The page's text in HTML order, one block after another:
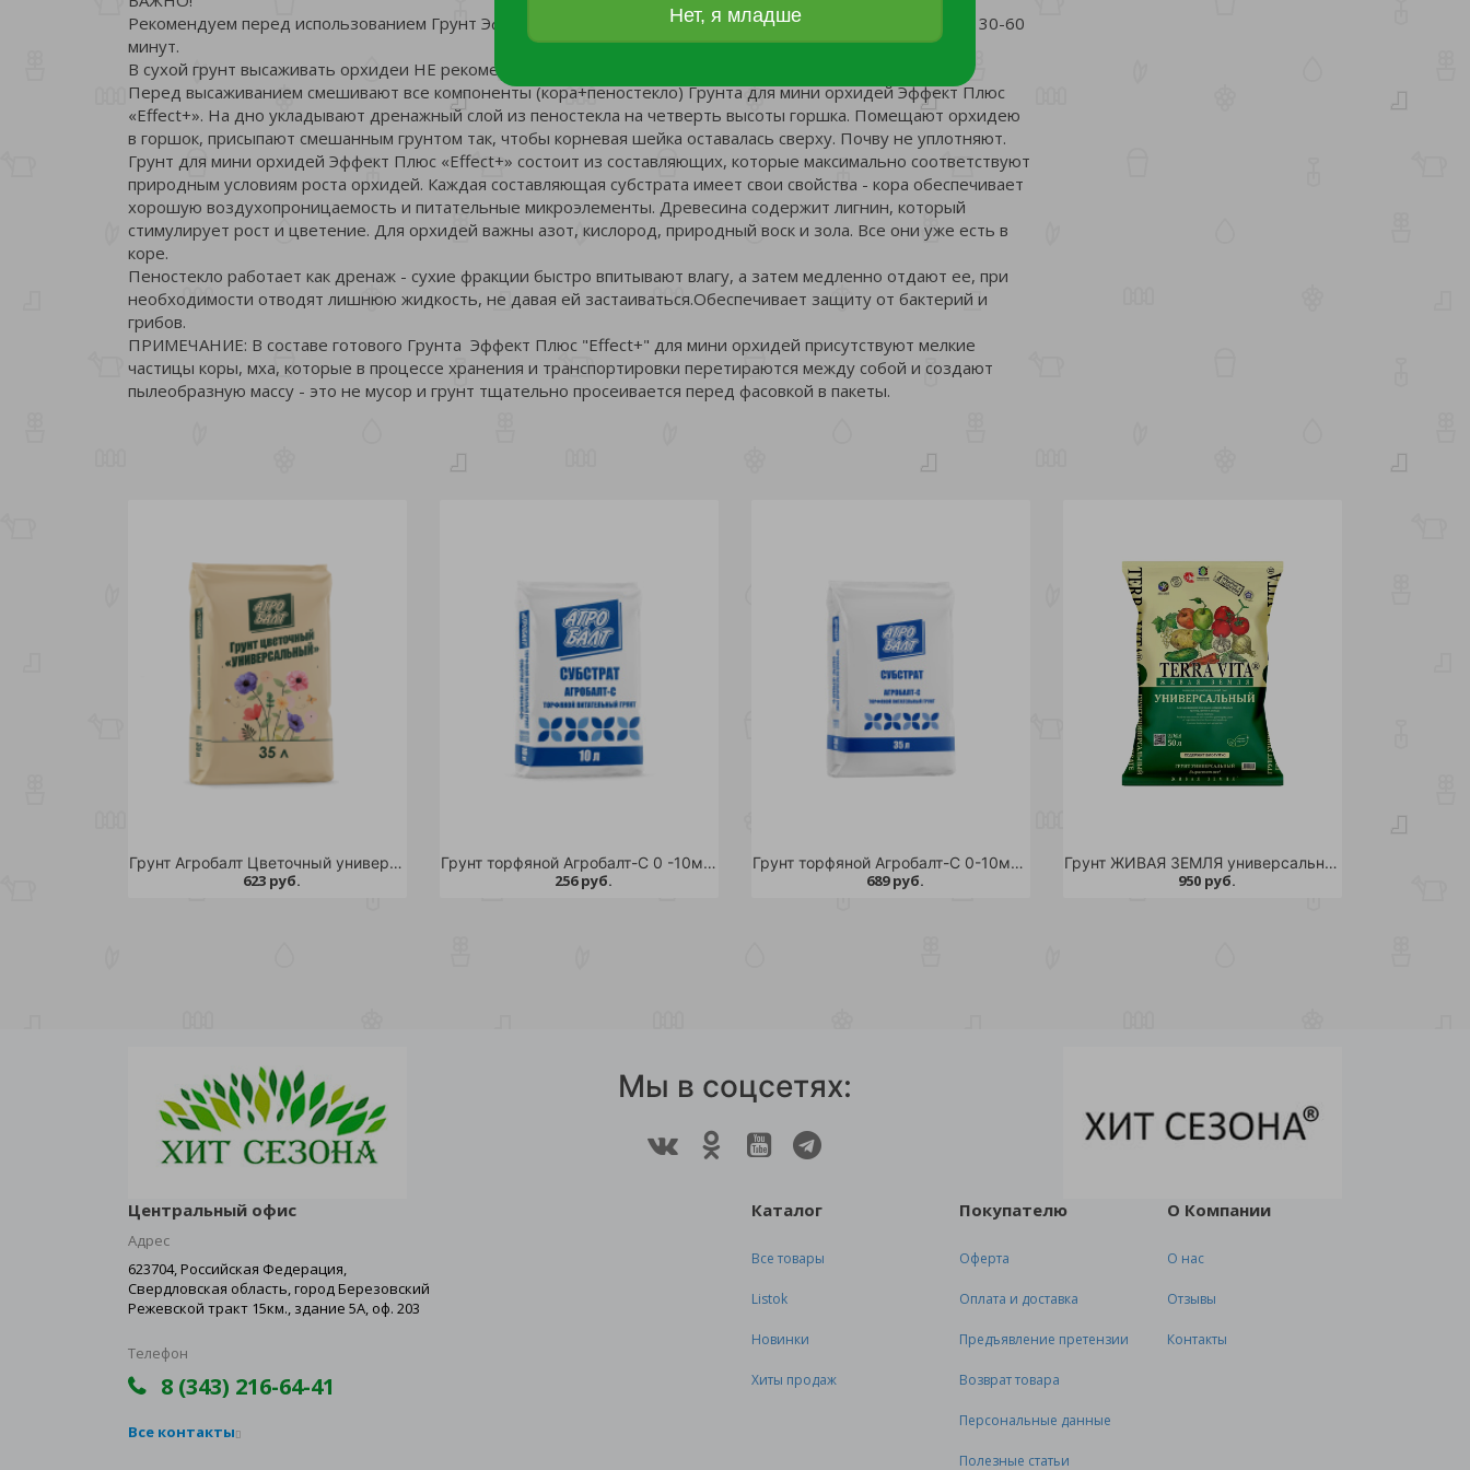
Нет, я младше
Рекомендуем перед использованием Грунт Эффект Плюс «Effect+» кору и пеностекло замочить в воде на 30-60
минут.
В сухой грунт высаживать орхидеи НЕ рекомендуется!
Перед высаживанием смешивают все компоненты (кора+пеностекло) Грунта для мини орхидей Эффект Плюс
«Effect+». На дно укладывают дренажный слой из пеностекла на четверть высоты горшка. Помещают орхидею
в горшок, присыпают смешанным грунтом так, чтобы корневая шейка оставалась сверху. Почву не уплотняют.
Грунт для мини орхидей Эффект Плюс «Effect+» состоит из составляющих, которые максимально соответствуют
природным условиям роста орхидей. Каждая составляющая субстрата имеет свои свойства - кора обеспечивает
хорошую воздухопроницаемость и питательные микроэлементы. Древесина содержит лигнин, который
стимулирует рост и цветение. Для орхидей важны азот, кислород, природный воск и зола. Все они уже есть в
коре.
Пеностекло работает как дренаж - сухие фракции быстро впитывают влагу, а затем медленно отдают ее, при
необходимости отводят лишнюю жидкость, не давая ей застаиваться.Обеспечивает защиту от бактерий и
грибов.
ПРИМЕЧАНИЕ: В составе готового Грунта Эффект Плюс "Effect+" для мини орхидей присутствуют мелкие
частицы коры, мха, которые в процессе хранения и транспортировки перетираются между собой и создают
пылеобразную массу - это не мусор и грунт тщательно просеивается перед фасовкой в пакеты.
Грунт Агробалт Цветочный универсальный 35л
623 руб.
Грунт торфяной Агробалт-С 0 -10мм 10л /
256 руб.
Грунт торфяной Агробалт-С 0-10мм 35л /39
689 руб.
Грунт ЖИВАЯ ЗЕМЛЯ универсальный 50л /45
950 руб.
Мы в соцсетях:
Центральный офис
Адрес
623704, Российская Федерация,
Свердловская область, город Березовский
Режевской тракт 15км., здание 5А, оф. 203
Телефон
8 (343) 216-64-41
Все контакты
Каталог
Все товары
Listok
Новинки
Хиты продаж
Покупателю
Оферта
Оплата и доставка
Предъявление претензии
Возврат товара
Персональные данные
Полезные статьи
О Компании
О нас
Отзывы
Контакты